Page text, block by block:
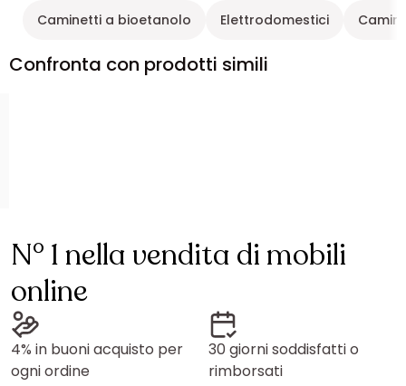
Caminetti a bioetanolo Elettrodomestici
Confronta con prodotti simili
N° 1 nella vendita di mobili
online
4% in buoni acquisto per
ogni ordine
30 giorni soddisfatti o
rimborsati